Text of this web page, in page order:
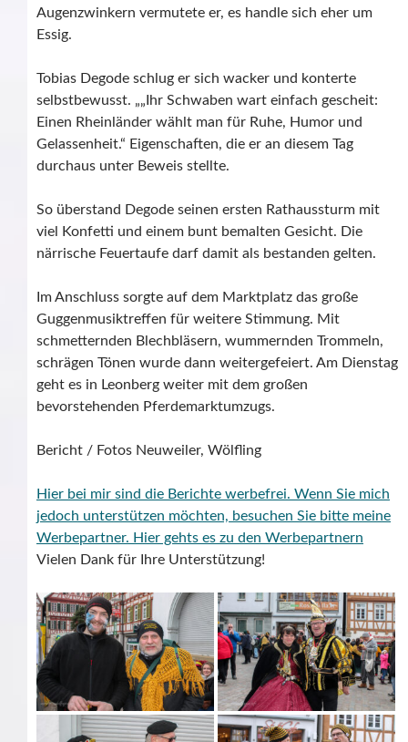
Augenzwinkern vermutete er, es handle sich eher um
Essig.
Tobias Degode schlug er sich wacker und konterte
selbstbewusst. „„Ihr Schwaben wart einfach gescheit:
Einen Rheinländer wählt man für Ruhe, Humor und
Gelassenheit.“ Eigenschaften, die er an diesem Tag
durchaus unter Beweis stellte.
So überstand Degode seinen ersten Rathaussturm mit
viel Konfetti und einem bunt bemalten Gesicht. Die
närrische Feuertaufe darf damit als bestanden gelten.
Im Anschluss sorgte auf dem Marktplatz das große
Guggenmusiktreffen für weitere Stimmung. Mit
schmetternden Blechbläsern, wummernden Trommeln,
schrägen Tönen wurde dann weitergefeiert. Am Dienstag
geht es in Leonberg weiter mit dem großen
bevorstehenden Pferdemarktumzugs.
Bericht / Fotos Neuweiler, Wölfling
Hier bei mir sind die Berichte werbefrei. Wenn Sie mich
jedoch unterstützen möchten, besuchen Sie bitte meine
Werbepartner. Hier gehts es zu den Werbepartnern
Vielen Dank für Ihre Unterstützung!